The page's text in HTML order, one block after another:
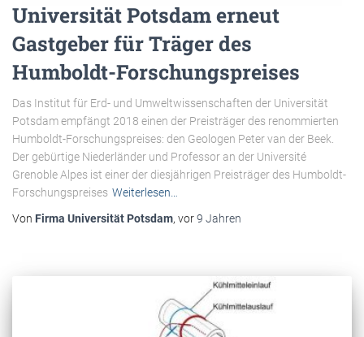
Universität Potsdam erneut
Gastgeber für Träger des
Humboldt-Forschungspreises
Das Institut für Erd- und Umweltwissenschaften der Universität
Potsdam empfängt 2018 einen der Preisträger des renommierten
Humboldt-Forschungspreises: den Geologen Peter van der Beek.
Der gebürtige Niederländer und Professor an der Université
Grenoble Alpes ist einer der diesjährigen Preisträger des Humboldt-
Forschungspreises Weiterlesen…
Von Firma Universität Potsdam, vor9 Jahren